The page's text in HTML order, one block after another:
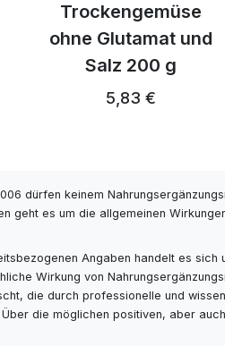
Trockengemüse
ohne Glutamat und
Salz 200 g
5,83 €
dürfen keinem
geht es um die allgemeinen
Angaben handelt es
Wirkung von
die durch professionelle und
die möglichen positiven, aber